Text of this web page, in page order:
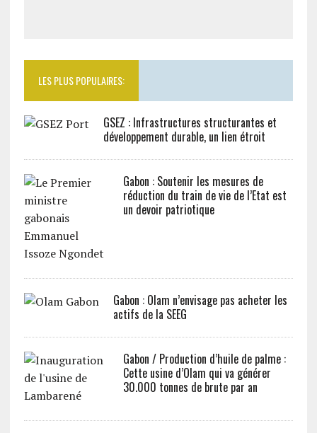
LES PLUS POPULAIRES:
GSEZ : Infrastructures structurantes et
développement durable, un lien étroit
Gabon : Soutenir les mesures de
réduction du train de vie de l’Etat est
un devoir patriotique
Gabon : Olam n’envisage pas acheter les
actifs de la SEEG
Gabon / Production d’huile de palme :
Cette usine d’Olam qui va générer
30.000 tonnes de brute par an